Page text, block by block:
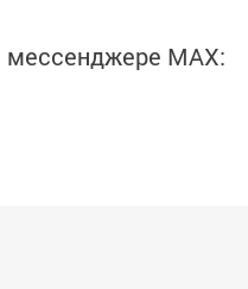
мессенджере MАХ: